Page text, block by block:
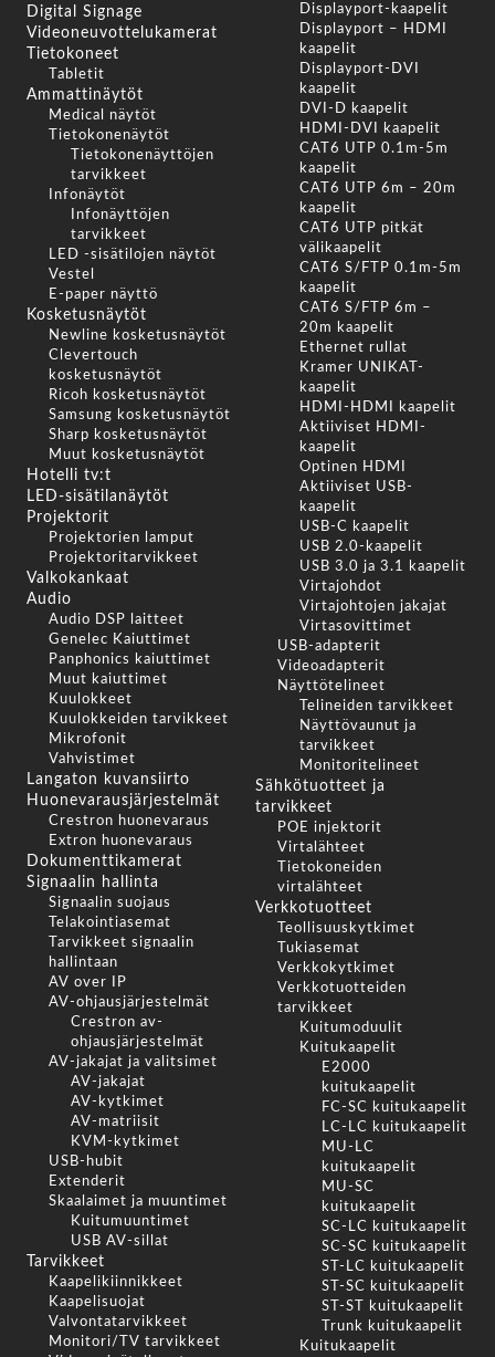
Digital Signage
Videoneuvottelukamerat
Tietokoneet
Tabletit
Ammattinäytöt
Medical näytöt
Tietokonenäytöt
Tietokonenäyttöjen
tarvikkeet
Infonäytöt
Infonäyttöjen
tarvikkeet
LED -sisätilojen näytöt
Vestel
E-paper näyttö
Kosketusnäytöt
Newline kosketusnäytöt
Clevertouch
kosketusnäytöt
Ricoh kosketusnäytöt
Samsung kosketusnäytöt
Sharp kosketusnäytöt
Muut kosketusnäytöt
Hotelli tv:t
LED-sisätilanäytöt
Projektorit
Projektorien lamput
Projektoritarvikkeet
Valkokankaat
Audio
Audio DSP laitteet
Genelec Kaiuttimet
Panphonics kaiuttimet
Muut kaiuttimet
Kuulokkeet
Kuulokkeiden tarvikkeet
Mikrofonit
Vahvistimet
Langaton kuvansiirto
Huonevarausjärjestelmät
Crestron huonevaraus
Extron huonevaraus
Dokumenttikamerat
Signaalin hallinta
Signaalin suojaus
Telakointiasemat
Tarvikkeet signaalin
hallintaan
AV over IP
AV-ohjausjärjestelmät
Crestron av-
ohjausjärjestelmät
AV-jakajat ja valitsimet
AV-jakajat
AV-kytkimet
AV-matriisit
KVM-kytkimet
USB-hubit
Extenderit
Skaalaimet ja muuntimet
Kuitumuuntimet
USB AV-sillat
Tarvikkeet
Kaapelikiinnikkeet
Kaapelisuojat
Valvontatarvikkeet
Monitori/TV tarvikkeet
Displayport-kaapelit
Displayport – HDMI
kaapelit
Displayport-DVI
kaapelit
DVI-D kaapelit
HDMI-DVI kaapelit
CAT6 UTP 0.1m-5m
kaapelit
CAT6 UTP 6m – 20m
kaapelit
CAT6 UTP pitkät
välikaapelit
CAT6 S/FTP 0.1m-5m
kaapelit
CAT6 S/FTP 6m –
20m kaapelit
Ethernet rullat
Kramer UNIKAT-
kaapelit
HDMI-HDMI kaapelit
Aktiiviset HDMI-
kaapelit
Optinen HDMI
Aktiiviset USB-
kaapelit
USB-C kaapelit
USB 2.0-kaapelit
USB 3.0 ja 3.1 kaapelit
Virtajohdot
Virtajohtojen jakajat
Virtasovittimet
USB-adapterit
Videoadapterit
Näyttötelineet
Telineiden tarvikkeet
Näyttövaunut ja
tarvikkeet
Monitoritelineet
Sähkötuotteet ja
tarvikkeet
POE injektorit
Virtalähteet
Tietokoneiden
virtalähteet
Verkkotuotteet
Teollisuuskytkimet
Tukiasemat
Verkkokytkimet
Verkkotuotteiden
tarvikkeet
Kuitumoduulit
Kuitukaapelit
E2000
kuitukaapelit
FC-SC kuitukaapelit
LC-LC kuitukaapelit
MU-LC
kuitukaapelit
MU-SC
kuitukaapelit
SC-LC kuitukaapelit
SC-SC kuitukaapelit
ST-LC kuitukaapelit
ST-SC kuitukaapelit
ST-ST kuitukaapelit
Trunk kuitukaapelit
Kuitukaapelit